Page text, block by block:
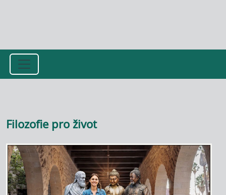
Přejít k hlavnímu obsahu
Filozofie pro život